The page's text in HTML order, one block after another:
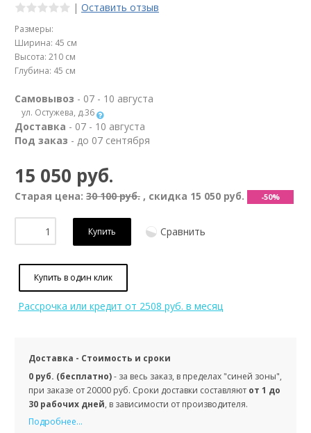
| Оставить отзыв
Размеры:
Ширина: 45 см
Высота: 210 см
Глубина: 45 см
Самовывоз - 07 - 10 августа
ул. Остужева, д.36
Доставка - 07 - 10 августа
Под заказ - до 07 сентября
15 050 руб.
Старая цена: 30 100 руб. , скидка 15 050 руб. -50%
Купить Сравнить
Купить в один клик
Рассрочка или кредит от 2508 руб. в месяц
Доставка - Стоимость и сроки
0 руб. (бесплатно)- за весь заказ, в пределах "синей зоны",
при заказе от 20000 руб. Сроки доставки составляют от 1 до
30 рабочих дней, в зависимости от производителя.
Подробнее...